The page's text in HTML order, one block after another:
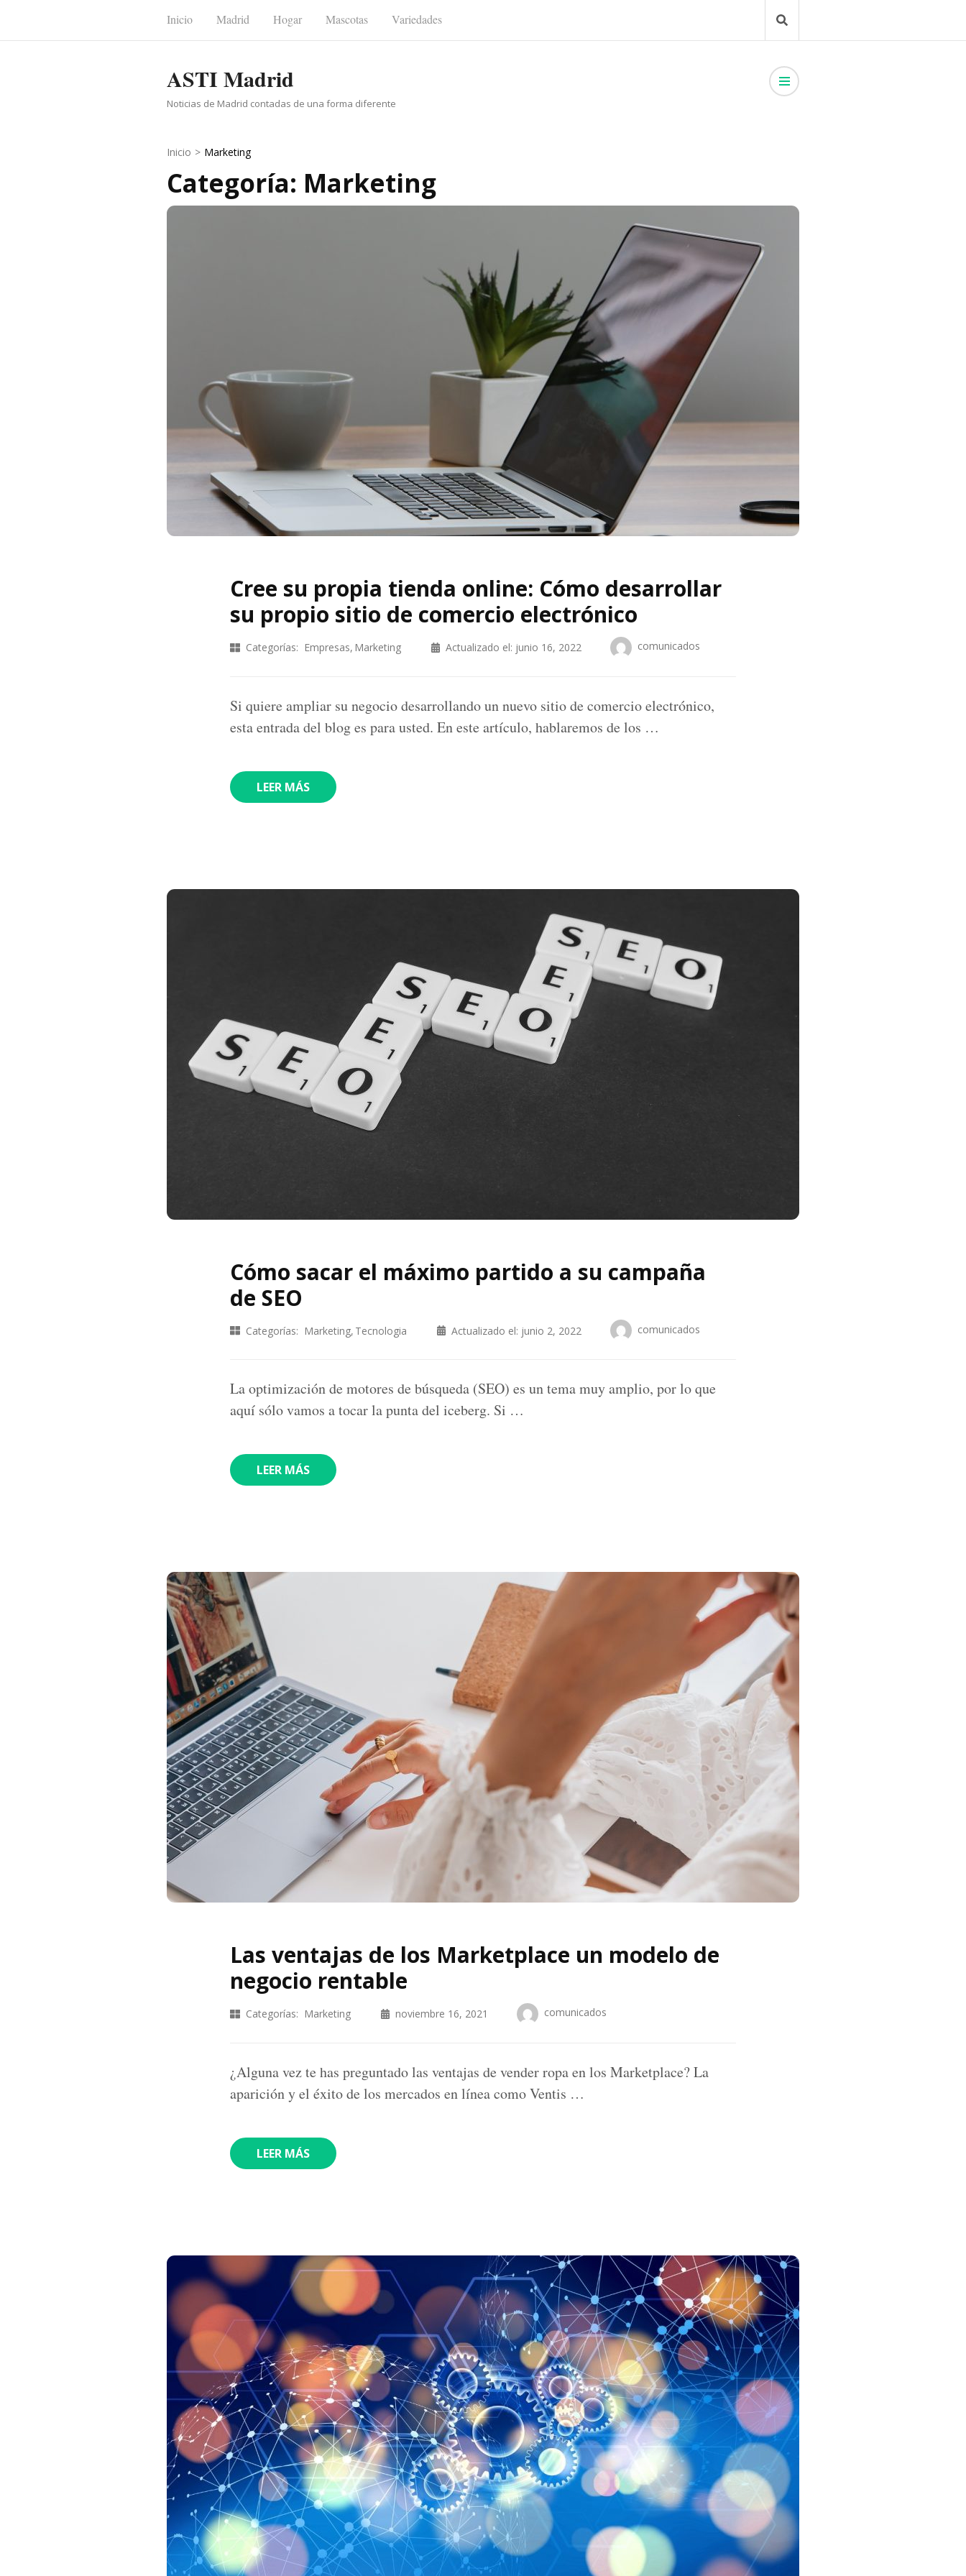
Inicio Madrid Hogar Mascotas Variedades
ASTI Madrid
Noticias de Madrid contadas de una forma diferente
Inicio > Marketing
Categoría: Marketing
Cree su propia tienda online: Cómo desarrollar
su propio sitio de comercio electrónico
Categorías: Empresas Marketing Actualizado el: junio 16, 2022 comunicados
Si quiere ampliar su negocio desarrollando un nuevo sitio de comercio electrónico,
esta entrada del blog es para usted. En este artículo, hablaremos de los …
LEER MÁS
Cómo sacar el máximo partido a su campaña
de SEO
Categorías: Marketing Tecnologia Actualizado el: junio 2, 2022 comunicados
La optimización de motores de búsqueda (SEO) es un tema muy amplio, por lo que
aquí sólo vamos a tocar la punta del iceberg. Si …
LEER MÁS
Las ventajas de los Marketplace un modelo de
negocio rentable
Categorías: Marketing noviembre 16, 2021 comunicados
¿Alguna vez te has preguntado las ventajas de vender ropa en los Marketplace? La
aparición y el éxito de los mercados en línea como Ventis …
LEER MÁS